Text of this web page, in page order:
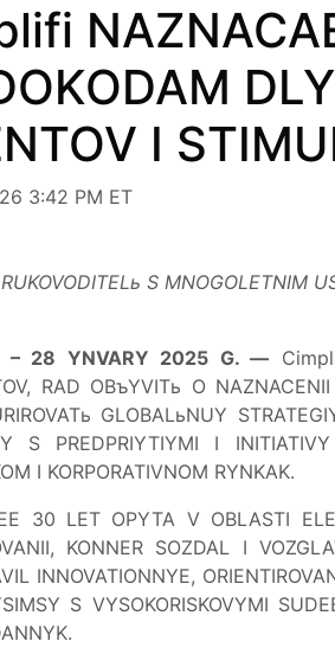
I
3:42 PM ET
S MNOGOLETNIM
– 28 YNVARY 2025 G. —
RAD OBъYVITь O
GLOBALьNUY
S PREDPRIYTIYMI I
I KORPORATIVNOM RYNKAK.
30 LET OPYTA V OBLASTI
KONNER SOZDAL I
INNOVATIONNYE,
S VYSOKORISKOVYMI